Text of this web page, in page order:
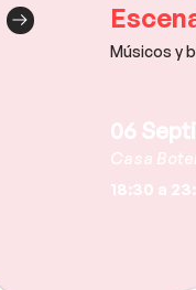
Músicos y
06
Casa
18:30 a